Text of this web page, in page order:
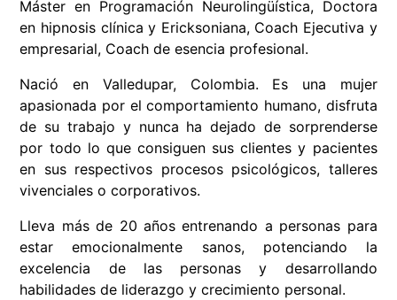
Máster en Programación Neurolingüística, Doctora
en hipnosis clínica y Ericksoniana, Coach Ejecutiva y
empresarial, Coach de esencia profesional.
Nació en Valledupar, Colombia. Es una mujer
apasionada por el comportamiento humano, disfruta
de su trabajo y nunca ha dejado de sorprenderse
por todo lo que consiguen sus clientes y pacientes
en sus respectivos procesos psicológicos, talleres
vivenciales o corporativos.
Lleva más de 20 años entrenando a personas para
estar emocionalmente sanos, potenciando la
excelencia de las personas y desarrollando
habilidades de liderazgo y crecimiento personal.